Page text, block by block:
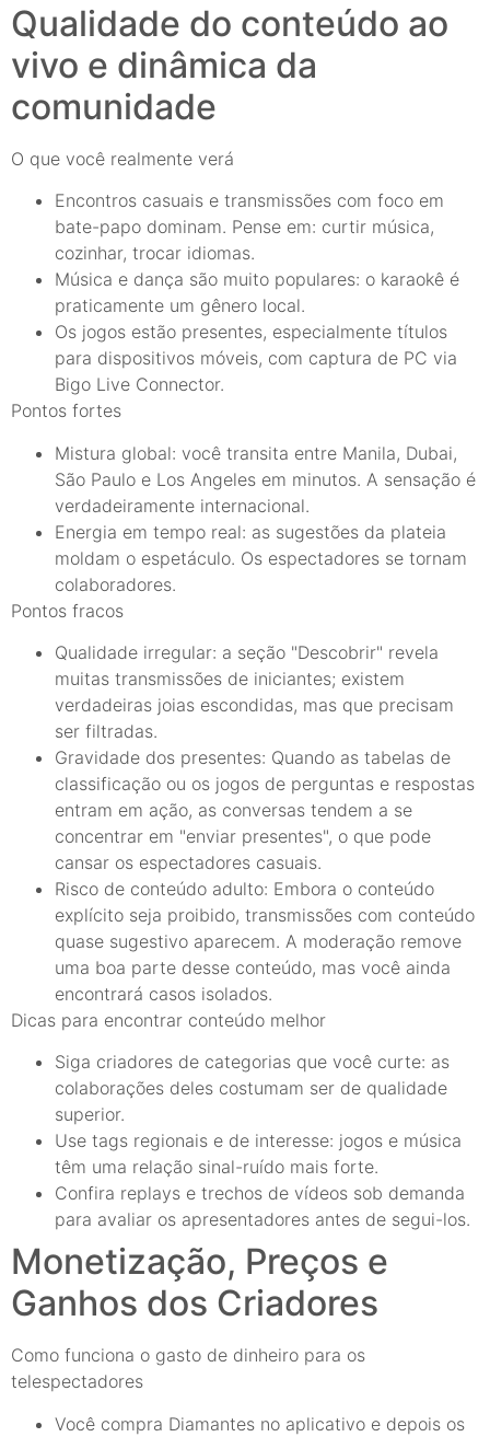
Qualidade do conteúdo ao
vivo e dinâmica da
comunidade
O que você realmente verá
Encontros casuais e transmissões com foco em
bate-papo dominam. Pense em: curtir música,
cozinhar, trocar idiomas.
Música e dança são muito populares: o karaokê é
praticamente um gênero local.
Os jogos estão presentes, especialmente títulos
para dispositivos móveis, com captura de PC via
Bigo Live Connector.
Pontos fortes
Mistura global: você transita entre Manila, Dubai,
São Paulo e Los Angeles em minutos. A sensação é
verdadeiramente internacional.
Energia em tempo real: as sugestões da plateia
moldam o espetáculo. Os espectadores se tornam
colaboradores.
Pontos fracos
Qualidade irregular: a seção "Descobrir" revela
muitas transmissões de iniciantes; existem
verdadeiras joias escondidas, mas que precisam
ser filtradas.
Gravidade dos presentes: Quando as tabelas de
classificação ou os jogos de perguntas e respostas
entram em ação, as conversas tendem a se
concentrar em "enviar presentes", o que pode
cansar os espectadores casuais.
Risco de conteúdo adulto: Embora o conteúdo
explícito seja proibido, transmissões com conteúdo
quase sugestivo aparecem. A moderação remove
uma boa parte desse conteúdo, mas você ainda
encontrará casos isolados.
Dicas para encontrar conteúdo melhor
Siga criadores de categorias que você curte: as
colaborações deles costumam ser de qualidade
superior.
Use tags regionais e de interesse: jogos e música
têm uma relação sinal-ruído mais forte.
Confira replays e trechos de vídeos sob demanda
para avaliar os apresentadores antes de segui-los.
Monetização, Preços e
Ganhos dos Criadores
Como funciona o gasto de dinheiro para os
telespectadores
Você compra Diamantes no aplicativo e depois os